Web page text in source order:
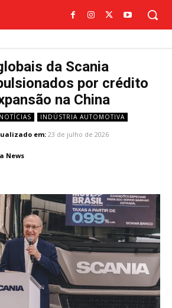
da Scania
por crédito
na China
INDÚSTRIA AUTOMOTIVA
em: 23 de julho de 2026
News